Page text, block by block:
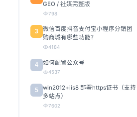
GEO / 社媒完整版
798
3
微信百度抖音支付宝小程序分销团
购商城有哪些功能？
4184
4 如何配置公众号
4537
5
win2012+iis8 部署https证书（支持
多站点）
7602